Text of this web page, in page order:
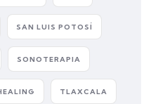
SAN LUIS POTOSÍ
SONOTERAPIA
TLAXCALA